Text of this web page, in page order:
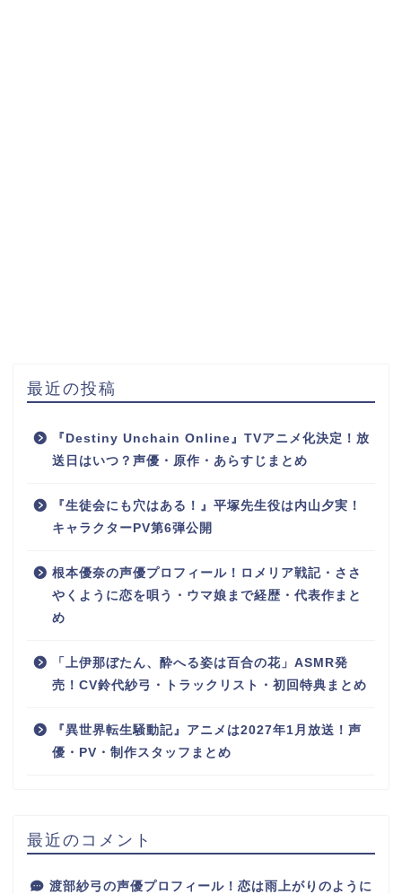
最近の投稿
『Destiny Unchain Online』TVアニメ化決定！放
送日はいつ？声優・原作・あらすじまとめ
『生徒会にも穴はある！』平塚先生役は内山夕実！
キャラクターPV第6弾公開
根本優奈の声優プロフィール！ロメリア戦記・ささ
やくように恋を唄う・ウマ娘まで経歴・代表作まと
め
「上伊那ぼたん、酔へる姿は百合の花」ASMR発
売！CV鈴代紗弓・トラックリスト・初回特典まとめ
『異世界転生騒動記』アニメは2027年1月放送！声
優・PV・制作スタッフまとめ
最近のコメント
渡部紗弓の声優プロフィール！恋は雨上がりのように